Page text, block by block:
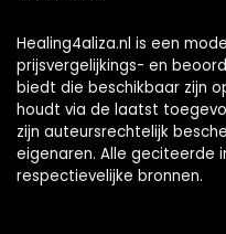
Healing4aliza.nl is een
prijsvergelijkings- en
biedt die beschikbaar zijn
houdt via de laatst
zijn auteursrechtelijk
eigenaren. Alle geciteerde
respectievelijke bronnen.